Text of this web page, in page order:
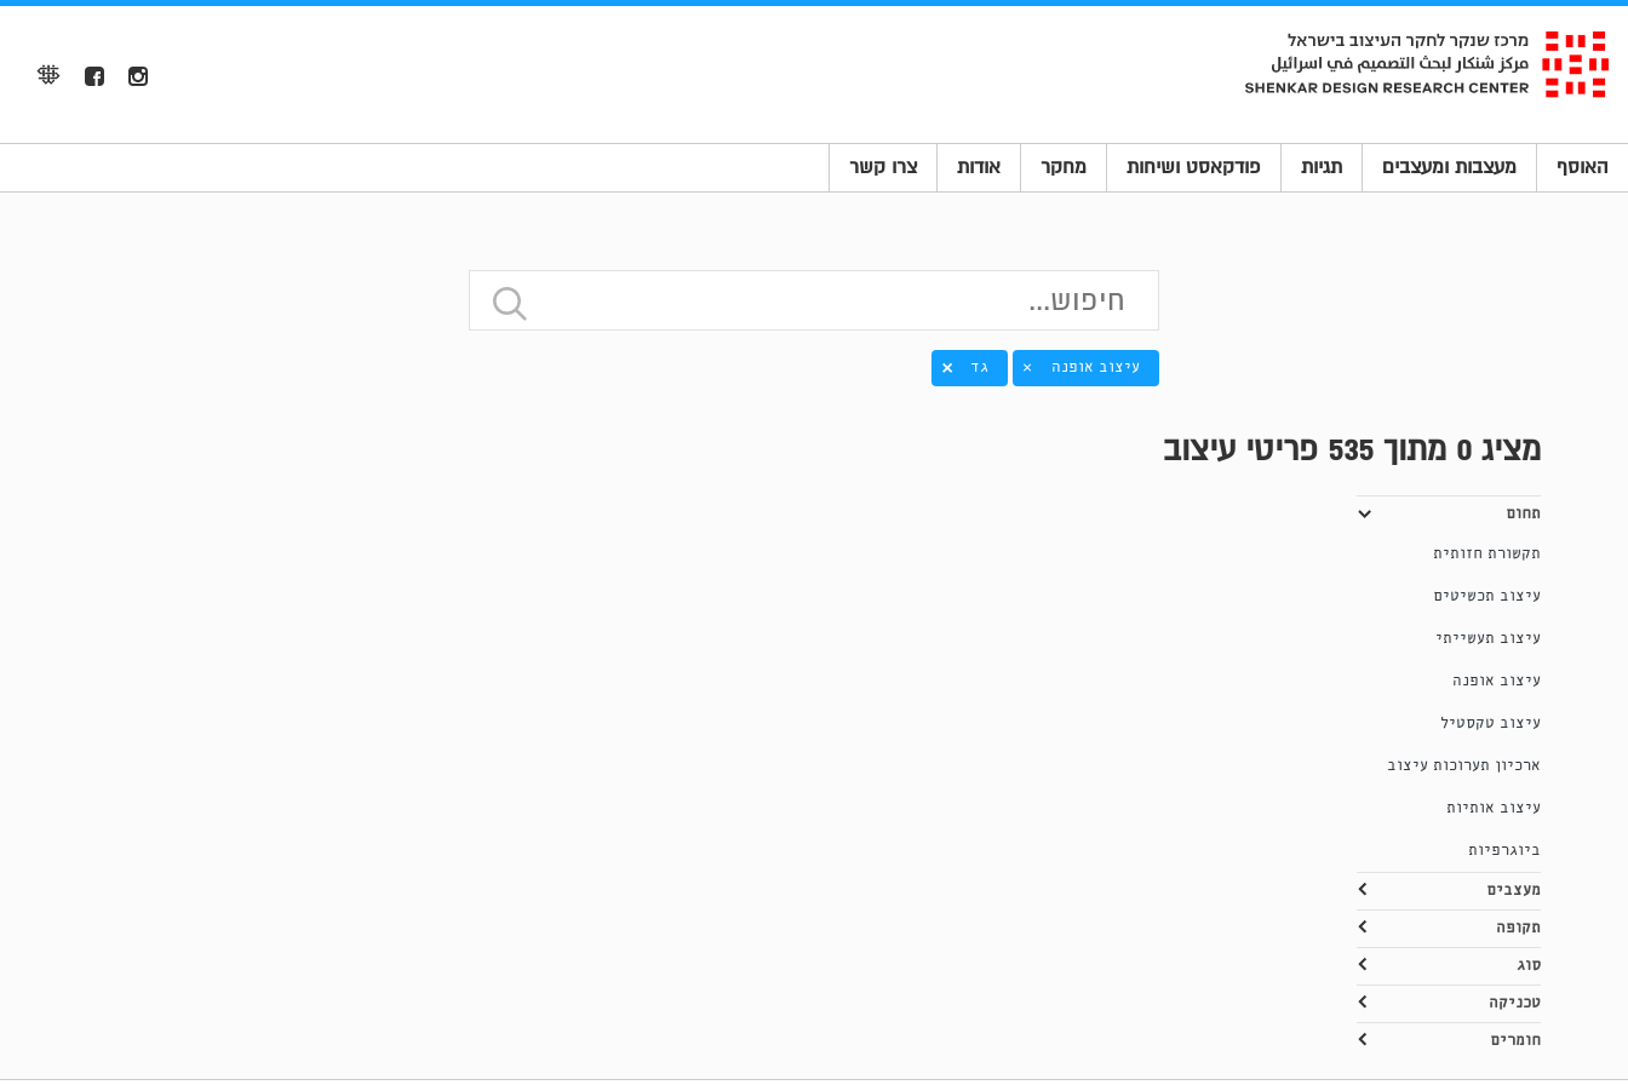
האוסף מעצבות ומעצבים תגיות פודקאסט ושיחות מחקר אודות צרו קשר
עיצוב אופנה × גד
מציג 0 מתוך 535 פריטי עיצוב
תחום
תקשורת חזותית
עיצוב תכשיטים
עיצוב תעשייתי
עיצוב אופנה
עיצוב טקסטיל
ארכיון תערוכות עיצוב
עיצוב אותיות
ביוגרפיות
מעצבים
תקופה
סוג
טכניקה
חומרים